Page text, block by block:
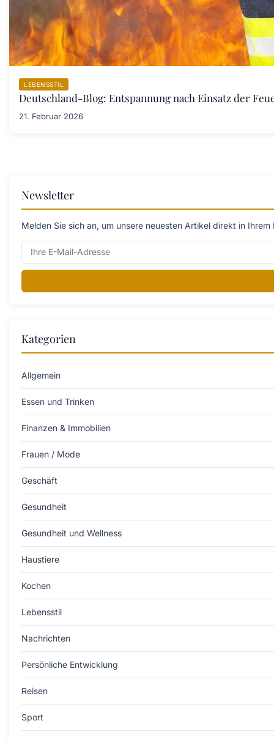
LEBENSSTIL
Deutschland-Blog: Entspannung nach Einsatz der
21. Februar 2026
Newsletter
Melden Sie sich an, um unsere neuesten Artikel direkt in
Kategorien
Allgemein
Essen und Trinken
Finanzen & Immobilien
Frauen / Mode
Geschäft
Gesundheit
Gesundheit und Wellness
Haustiere
Kochen
Lebensstil
Nachrichten
Persönliche Entwicklung
Reisen
Sport